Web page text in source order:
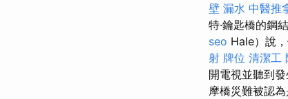
壁 漏水 中醫推
特·鑰匙橋的鋼
seo Hale）說
射 牌位 清潔工
開電視並聽到
摩橋災難被認